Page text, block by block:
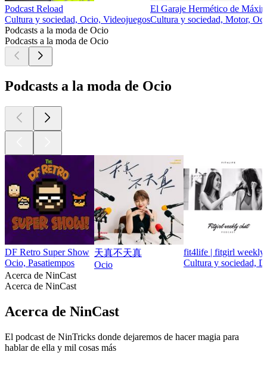
Podcast Reload
Cultura y sociedad, Ocio, Videojuegos
El Garaje Hermético de
Cultura y sociedad, Motor,
Podcasts a la moda de Ocio
Podcasts a la moda de Ocio
Podcasts a la moda de Ocio
DF Retro Super Show
Ocio, Pasatiempos
天真不天真
Ocio
fit4life | fitgirl weekly
Cultura y sociedad,
Acerca de NinCast
Acerca de NinCast
Acerca de NinCast
El podcast de NinTricks donde dejaremos de hacer magia para
hablar de ella y mil cosas más